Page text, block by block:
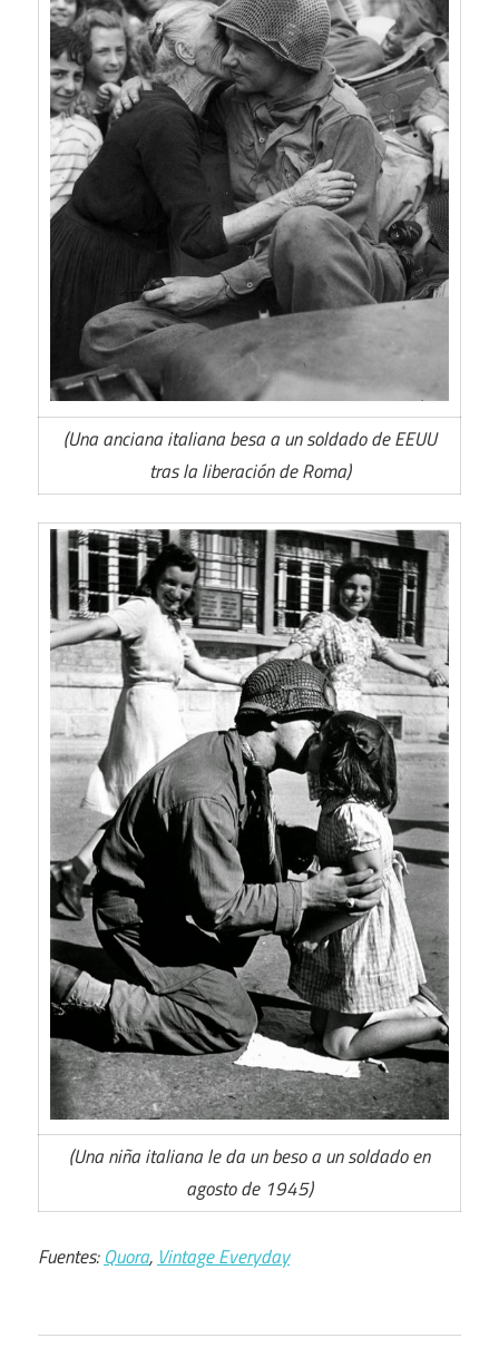
(Una anciana italiana besa a un soldado de EEUU
tras la liberación de Roma)
(Una niña italiana le da un beso a un soldado en
agosto de 1945)
Fuentes:Quora, Vintage Everyday